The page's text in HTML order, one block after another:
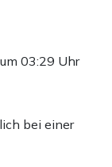
03:29 Uhr
bei einer